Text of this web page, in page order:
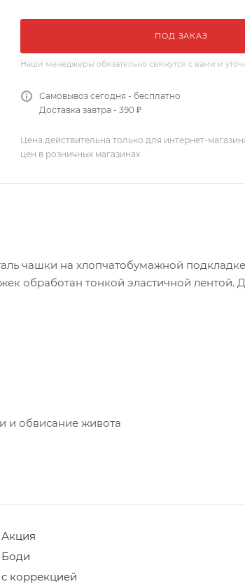
ПОД ЗАКАЗ
Наши менеджеры обязательно свяжутся с вами и
Самовывоз сегодня - бесплатно
Доставка завтра - 390 ₽
Цена действительна только для интернет-
цен в розничных магазинах
чашки на хлопчатобумажной
обработан тонкой эластичной лентой.
и обвисание живота
Акция
Боди
с коррекцией